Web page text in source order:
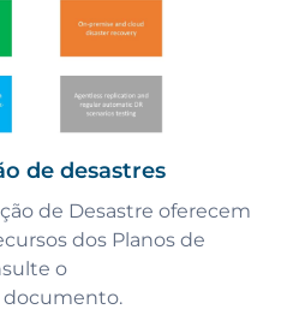
de desastres
de Desastre oferecem
dos Planos de
o
documento.